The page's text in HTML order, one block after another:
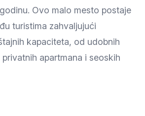
Ovo malo mesto postaje
turistima zahvaljujući
kapaciteta, od udobnih
apartmana i seoskih